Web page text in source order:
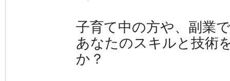
子育て中の方や、 副業
あなたのスキルと技術
か？